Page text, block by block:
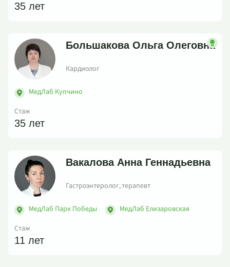
35 лет
Большакова Ольга Олеговна
Кардиолог
МедЛаб Купчино
Стаж
35 лет
Вакалова Анна Геннадьевна
Гастроэнтеролог, терапевт
МедЛаб Парк Победы
МедЛаб Елизаровская
Стаж
11 лет